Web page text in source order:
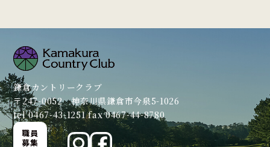
鎌倉カントリークラブ
〒247-0052 神奈川県鎌倉市今泉5-1026
tel 0467-43-1251 fax 0467-44-8780
職員
募集